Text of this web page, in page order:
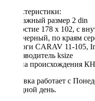
Характеристики:
Монтажный размер 2 din
Отверстие 178 х 102, с
Цвет черный, по краям
Аналоги CARAV 11-105,
Производитель ksize
Страна происхождения
Доставка работает с
выходной день.